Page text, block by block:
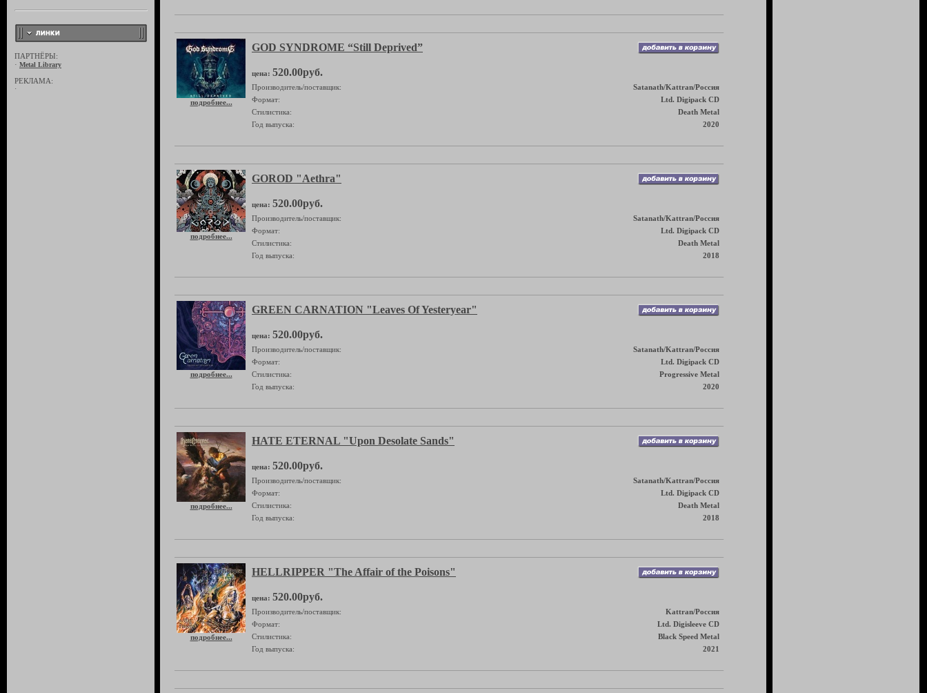
ПАРТНЁРЫ:
· Metal Library
РЕКЛАМА:
·
подробнее...
GOD SYNDROME “Still Deprived”
цена: 520.00руб.
Производитель/поставщик:
Satanath/Kattran/Россия
Формат:
Ltd. Digipack CD
Стилистика:
Death Metal
Год выпуска:
2020
подробнее...
GOROD "Aethra"
цена: 520.00руб.
Производитель/поставщик:
Satanath/Kattran/Россия
Формат:
Ltd. Digipack CD
Стилистика:
Death Metal
Год выпуска:
2018
подробнее...
GREEN CARNATION "Leaves Of Yesteryear"
цена: 520.00руб.
Производитель/поставщик:
Satanath/Kattran/Россия
Формат:
Ltd. Digipack CD
Стилистика:
Progressive Metal
Год выпуска:
2020
подробнее...
HATE ETERNAL "Upon Desolate Sands"
цена: 520.00руб.
Производитель/поставщик:
Satanath/Kattran/Россия
Формат:
Ltd. Digipack CD
Стилистика:
Death Metal
Год выпуска:
2018
подробнее...
HELLRIPPER "The Affair of the Poisons"
цена: 520.00руб.
Производитель/поставщик:
Kattran/Россия
Формат:
Ltd. Digisleeve CD
Стилистика:
Black Speed Metal
Год выпуска:
2021